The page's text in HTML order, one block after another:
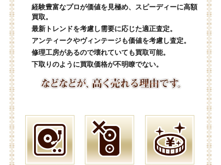
経験豊富なプロが価値を見極め、スピーディーに高額
買取。
最新トレンドを考慮し需要に応じた適正査定。
アンティークやヴィンテージも価値を考慮し査定。
修理工房があるので壊れていても買取可能。
下取りのように買取価格が不明瞭でない。